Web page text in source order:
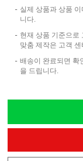
실제 상품과 상품
니다.
현재 상품 기준으로
맞춤 제작은 고객
배송이 완료되면 확
을 드립니다.